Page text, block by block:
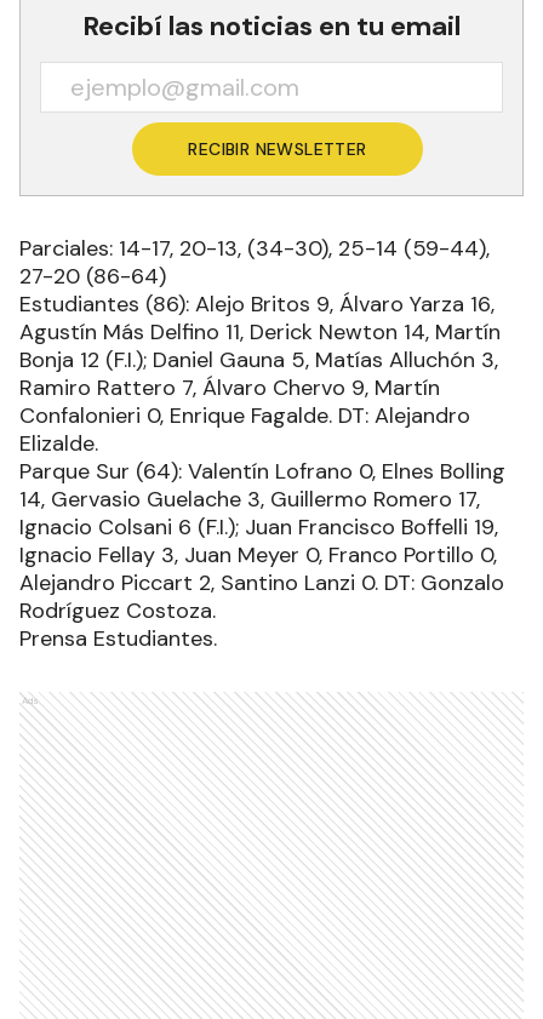
Recibí las noticias en tu email
RECIBIR NEWSLETTER
Parciales: 14-17, 20-13, (34-30), 25-14 (59-44),
27-20 (86-64)
Estudiantes (86): Alejo Britos 9, Álvaro Yarza 16,
Agustín Más Delfino 11, Derick Newton 14, Martín
Bonja 12 (F.I.); Daniel Gauna 5, Matías Alluchón 3,
Ramiro Rattero 7, Álvaro Chervo 9, Martín
Confalonieri 0, Enrique Fagalde. DT: Alejandro
Elizalde.
Parque Sur (64): Valentín Lofrano 0, Elnes Bolling
14, Gervasio Guelache 3, Guillermo Romero 17,
Ignacio Colsani 6 (F.I.); Juan Francisco Boffelli 19,
Ignacio Fellay 3, Juan Meyer 0, Franco Portillo 0,
Alejandro Piccart 2, Santino Lanzi 0. DT: Gonzalo
Rodríguez Costoza.
Prensa Estudiantes.
Ads